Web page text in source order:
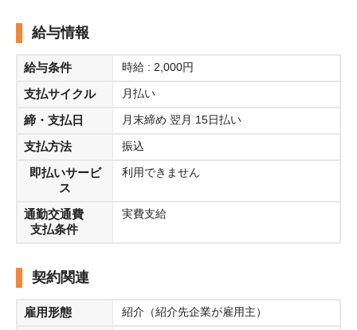
2,000円＋交通費全額支給
①https://fc-topgun.jp/ のURLから直接エントリー
②先方の担当者よりご連絡での案内
③選考開始
※キャストポータルよりご応募いただいた方には一度不採用
給与情報
給与条件 時給 : 2,000円
支払サイクル 月払い
締・支払日 月末締め 翌月 15日払い
支払方法 振込
即払いサービ
ス
利用できません
通勤交通費
支払条件
実費支給
契約関連
雇用形態 紹介（紹介先企業が雇用主）